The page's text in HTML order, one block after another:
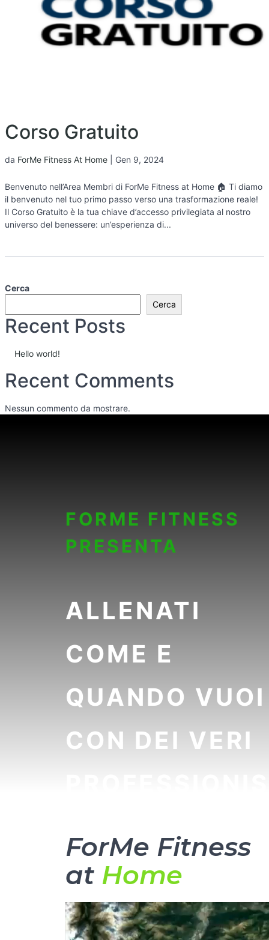
Corso Gratuito
da ForMe Fitness At Home Gen 9, 2024
Benvenuto nell’Area Membri di ForMe Fitness at Home 🏠 Ti diamo
il benvenuto nel tuo primo passo verso una trasformazione reale!
Il Corso Gratuito è la tua chiave d’accesso privilegiata al nostro
universo del benessere: un’esperienza di...
Cerca
Cerca
Recent Posts
Hello world!
Recent Comments
Nessun commento da mostrare.
FORME FITNESS
PRESENTA
ALLENATI
COME E
QUANDO VUOI
CON DEI VERI
ForMe Fitness
at Home